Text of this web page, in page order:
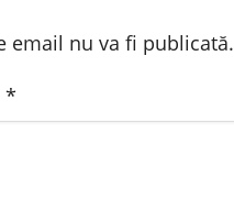
email nu va fi publicată.
*